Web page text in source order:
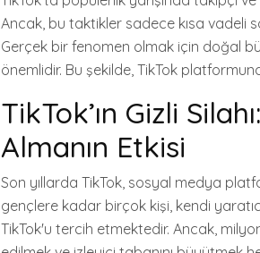
Ancak, bu taktikler sadece kısa vadeli
Gerçek bir fenomen olmak için doğal
önemlidir. Bu şekilde, TikTok
TikTok’ın Gizli
Almanın Etkisi
Son yıllarda TikTok, sosyal medya
gençlere kadar birçok kişi, kendi
TikTok'u tercih etmektedir. Ancak,